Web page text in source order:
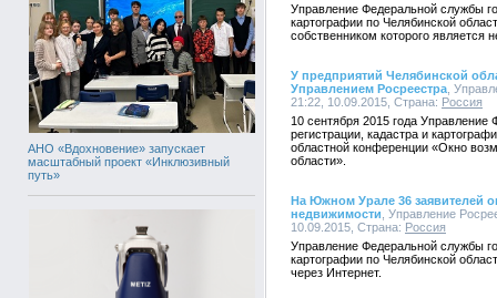
АНО «Вдохновение» запускает
масштабный проект «Инклюзивный
путь»
Управление Федеральной службы
картографии по Челябинской
собственником которого является
У предприятий Челябинской
Управлением Росреестра ,
21:22, 10.09.2015, Страна: Россия
10 сентября 2015 года
регистрации, кадастра и
областной конференции «Окно
области».
На Южном Урале 36 заявителей
недвижимости , Управление
10.09.2015, Страна: Россия
Управление Федеральной службы
картографии по Челябинской
через Интернет.